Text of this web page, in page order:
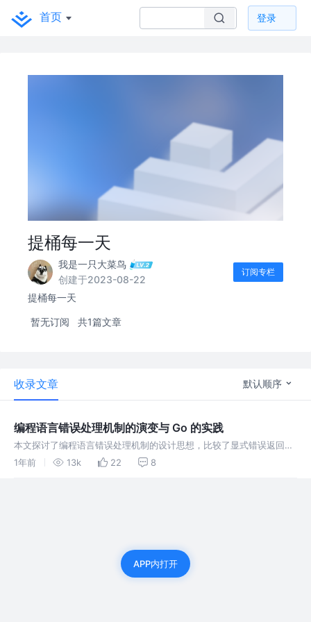
首页 登录
提桶每一天
我是一只大菜鸟
创建于2023-08-22
订阅专栏
提桶每一天
暂无订阅 共1篇文章
收录文章 默认顺序
编程语言错误处理机制的演变与 Go 的实践
本文探讨了编程语言错误处理机制的设计思想，比较了显式错误返回与
隐式异常机制的优缺点，并重点分析了 Go 语言错误处理方式及其局限
1年前 13k 22 8
APP内打开